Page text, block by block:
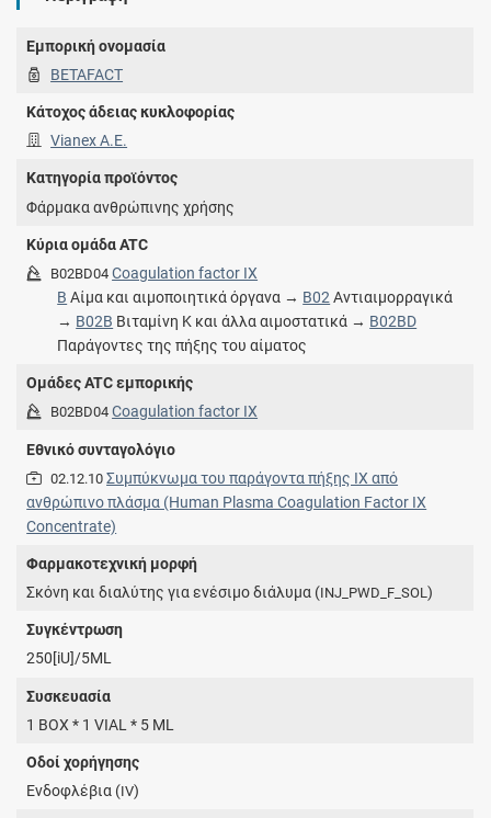
Εμπορική ονομασία
BETAFACT
Κάτοχος άδειας κυκλοφορίας
Vianex A.E.
Κατηγορία προϊόντος
Φάρμακα ανθρώπινης χρήσης
Κύρια ομάδα ATC
B02BD04 Coagulation factor IX
B Αίμα και αιμοποιητικά όργανα → B02 Αντιαιμορραγικά
→ B02B Βιταμίνη K και άλλα αιμοστατικά → B02BD
Παράγοντες της πήξης του αίματος
Ομάδες ATC εμπορικής
B02BD04 Coagulation factor IX
Εθνικό συνταγολόγιο
02.12.10 Συμπύκνωμα του παράγοντα πήξης IX από
ανθρώπινο πλάσμα (Human Plasma Coagulation Factor IX
Concentrate)
Φαρμακοτεχνική μορφή
Σκόνη και διαλύτης για ενέσιμο διάλυμα (INJ_PWD_F_SOL)
Συγκέντρωση
250[iU]/5ML
Συσκευασία
1 BOX * 1 VIAL * 5 ML
Οδοί χορήγησης
Ενδοφλέβια (IV)